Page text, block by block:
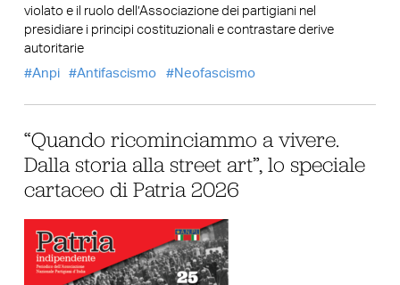
violato e il ruolo dell’Associazione dei partigiani nel
presidiare i principi costituzionali e contrastare derive
autoritarie
Anpi
Antifascismo Neofascismo
“Quando ricominciammo a vivere.
Dalla storia alla street art”, lo speciale
cartaceo di Patria 2026